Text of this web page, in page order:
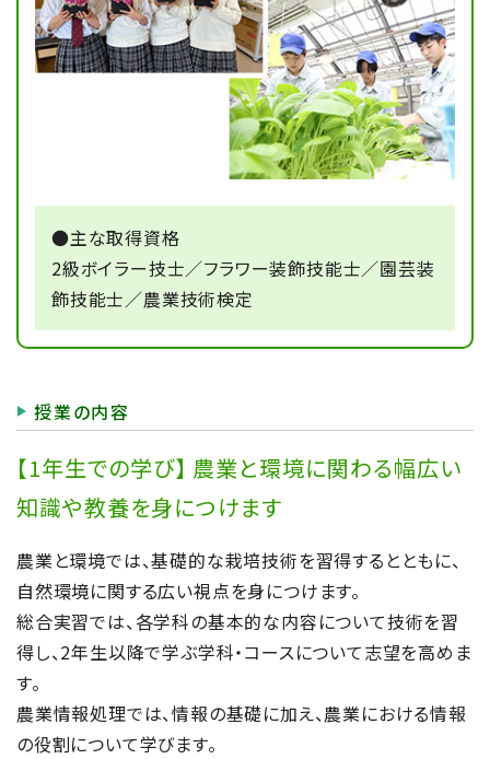
2025/02/01 農業科学科
【農業DX】自動操舵トラクターの試運転を行
2025/01/14 施設園芸コース
フラワーアレンジメント特別授業
2024/12/09
花フェスタみえ に参加してきました
2024/11/21
聖母の家学園との交流学習を行いました
多肉植物の商品開発について学びました
2024/07/09 食料生産コース
カエルの羊毛マスコットを作りました！
●主な取得資格
2級ボイラー技士／フラワー装飾技能士／園芸装
飾技能士／農業技術検定
授業の内容
【1年生での学び】 農業と環境に関わる幅広い
知識や教養を身につけます
農業と環境では、基礎的な栽培技術を習得するとともに、
自然環境に関する広い視点を身につけます。
総合実習では、各学科の基本的な内容について技術を習
得し、2年生以降で学ぶ学科・コースについて志望を高めま
す。
農業情報処理では、情報の基礎に加え、農業における情報
の役割について学びます。